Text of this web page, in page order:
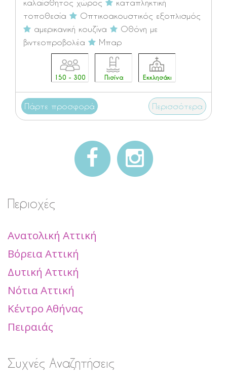
καλαίσθητος χώρος
καταπληκτική
τοποθεσία
Οπτικοακουστικός εξοπλισμός
αμερικανική κουζίνα
Οθόνη με
βιντεοπροβολέα
Μπαρ
150 - 300 Πισίνα Εκκλησάκι
Πάρτε προσφορά Περισσότερα
Περιοχές
Ανατολική Αττική
Βόρεια Αττική
Δυτική Αττική
Νότια Αττική
Κέντρο Αθήνας
Πειραιάς
Συχνές Αναζητήσεις